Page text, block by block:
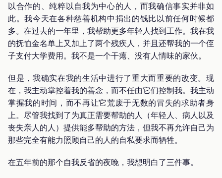
以合作的、纯粹以自我为中心的人，而我确信事实并非如
此。我今天在各种慈善机构中捐出的钱比以前任何时候都
多。在过去的一年里，我帮助更多年轻人找到工作。我在我
的抚恤金名单上又加上了两个残疾人，并且还帮我的一个侄
子支付大学费用。我不是一个干瘪、没有人情味的家伙。
但是，我确实在我的生活中进行了重大而重要的改变。现
在，我主动掌控着我的善念，而不任由它们控制我。我主动
掌握我的时间，而不再让它荒废于无数的冒失的求助者身
上。尽管我找到了为真正需要帮助的人（年轻人、病人以及
丧失亲人的人）提供能多帮助的方法，但我不再允许自己为
那些完全有能力照顾自己的人的自私要求而牺牲。
在五年前的那个自我反省的夜晚，我想明白了三件事。